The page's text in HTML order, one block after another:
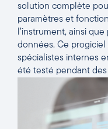
solution complète
paramètres et
l’instrument, ainsi
données. Ce
spécialistes internes
été testé pendant des